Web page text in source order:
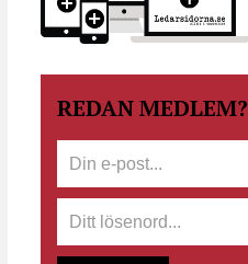
REDAN MEDLEM?